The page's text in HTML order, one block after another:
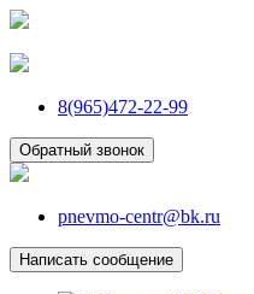
8(965)472-22-99
Обратный звонок
pnevmo-centr@bk.ru
Написать сообщение